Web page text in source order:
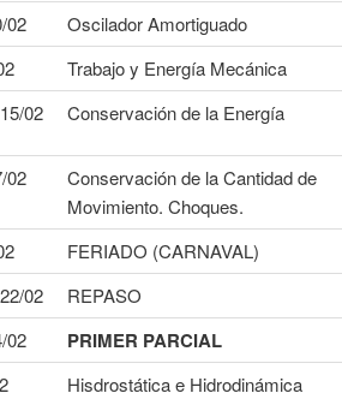
02
Oscilador Amortiguado
Trabajo y Energía Mecánica
02
Conservación de la Energía
02
Conservación de la Cantidad de
Movimiento. Choques.
FERIADO (CARNAVAL)
02
REPASO
02
PRIMER PARCIAL
Hisdrostática e Hidrodinámica